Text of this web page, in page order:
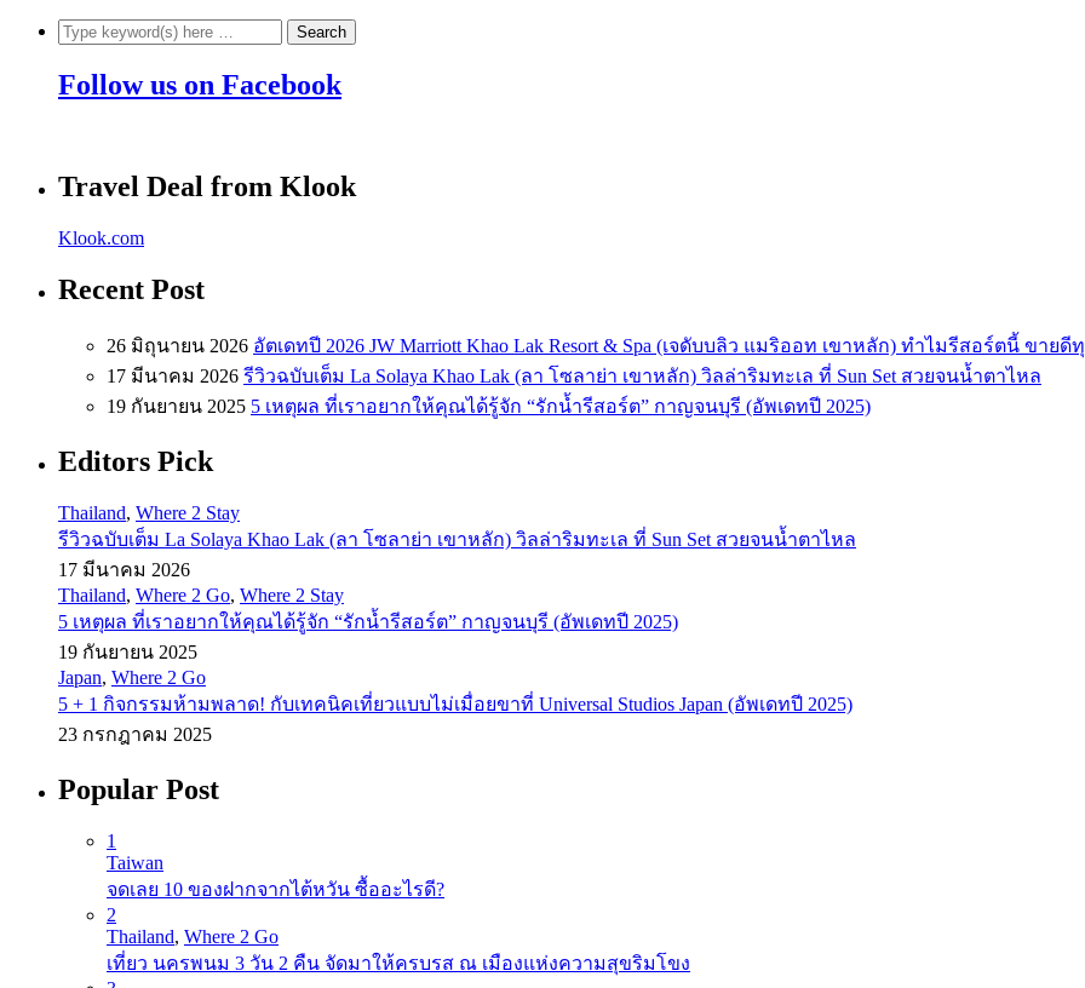
Follow us on Facebook
Travel Deal from Klook
Klook.com
Recent Post
26 มิถุนายน 2026 อัตเดทปี 2026 JW Marriott Khao Lak Resort & Spa (เจดับบลิว แมริออท เขาหลัก) ทำไมรีสอร์ตนี้ ขาย
17 มีนาคม 2026 รีวิวฉบับเต็ม La Solaya Khao Lak (ลา โซลาย่า เขาหลัก) วิลล่าริมทะเล ที่ Sun Set สวยจนน้ำตาไหล
19 กันยายน 2025 5 เหตุผล ที่เราอยากให้คุณได้รู้จัก “รักน้ำรีสอร์ต” กาญจนบุรี (อัพเดทปี 2025)
Editors Pick
Thailand, Where 2 Stay
รีวิวฉบับเต็ม La Solaya Khao Lak (ลา โซลาย่า เขาหลัก) วิลล่าริมทะเล ที่ Sun Set สวยจนน้ำตาไหล
17 มีนาคม 2026
Thailand, Where 2 Go, Where 2 Stay
5 เหตุผล ที่เราอยากให้คุณได้รู้จัก “รักน้ำรีสอร์ต” กาญจนบุรี (อัพเดทปี 2025)
19 กันยายน 2025
Japan, Where 2 Go
5 + 1 กิจกรรมห้ามพลาด! กับเทคนิคเที่ยวแบบไม่เมื่อยขาที่ Universal Studios Japan (อัพเดทปี 2025)
23 กรกฎาคม 2025
Popular Post
1
Taiwan
จดเลย 10 ของฝากจากไต้หวัน ซื้ออะไรดี?
2
Thailand, Where 2 Go
เที่ยว นครพนม 3 วัน 2 คืน จัดมาให้ครบรส ณ เมืองแห่งความสุขริมโขง